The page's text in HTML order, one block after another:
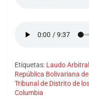
Etiquetas: Laudo Arbitral
República Bolivariana
Tribunal de Distrito de
Columbia